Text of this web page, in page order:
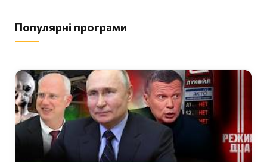
Популярні програми